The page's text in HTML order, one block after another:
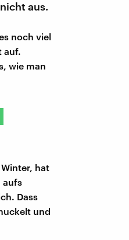
aus.
noch viel
auf.
wie man
hat
aufs
Dass
und